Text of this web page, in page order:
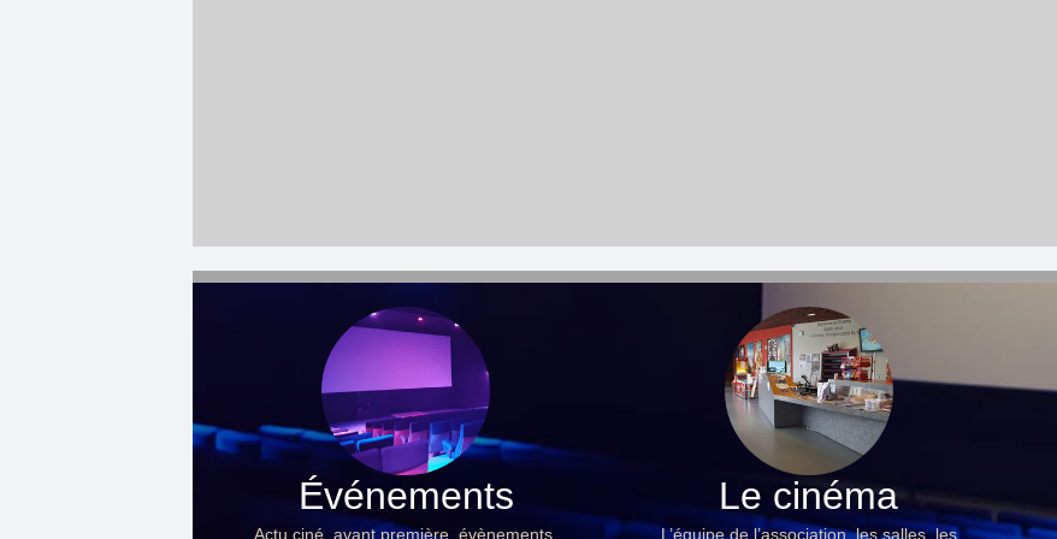
Événements
Actu ciné, avant première, évènements,
Le cinéma
L’équipe de l’association, les salles, les